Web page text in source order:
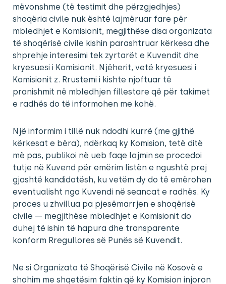
mëvonshme (të testimit dhe përzgjedhjes)
shoqëria civile nuk është lajmëruar fare për
mbledhjet e Komisionit, megjithëse disa organizata
të shoqërisë civile kishin parashtruar kërkesa dhe
shprehje interesimi tek zyrtarët e Kuvendit dhe
kryesuesi i Komisionit. Njëherit, vetë kryesuesi i
Komisionit z. Rrustemi i kishte njoftuar të
pranishmit në mbledhjen fillestare që për takimet
e radhës do të informohen me kohë.
Një informim i tillë nuk ndodhi kurrë (me gjithë
kërkesat e bëra), ndërkaq ky Komision, tetë ditë
më pas, publikoi në ueb faqe lajmin se procedoi
tutje në Kuvend për emërim listën e ngushtë prej
gjashtë kandidatësh, ku vetëm dy do të emërohen
eventualisht nga Kuvendi në seancat e radhës. Ky
proces u zhvillua pa pjesëmarrjen e shoqërisë
civile — megjithëse mbledhjet e Komisionit do
duhej të ishin të hapura dhe transparente
konform Rregullores së Punës së Kuvendit.
Ne si Organizata të Shoqërisë Civile në Kosovë e
shohim me shqetësim faktin që ky Komision injoron